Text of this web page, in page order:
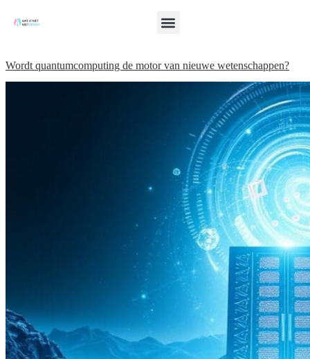
Wordt quantumcomputing de motor van nieuwe wetenschappen?